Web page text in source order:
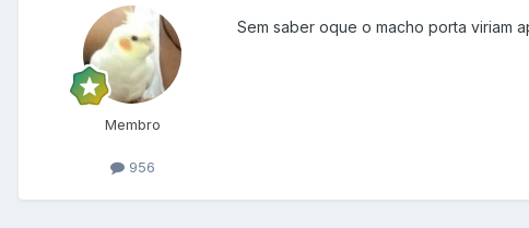
Membro
956
Sem saber oque o macho porta viriam